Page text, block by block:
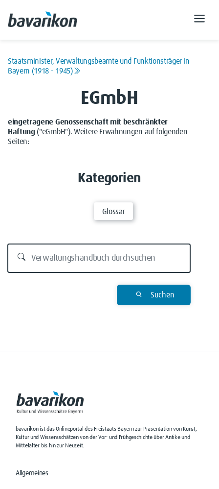
Staatsminister, Verwaltungsbeamte und Funktionsträger in
Bayern (1918 - 1945)
EGmbH
eingetragene Genossenschaft mit beschränkter
Haftung("eGmbH"). Weitere Erwähnungen auf folgenden
Seiten:
Kategorien
Glossar
Suchen
bavarikon ist das Onlineportal des Freistaats Bayern zur Präsentation von Kunst,
Kultur und Wissensschätzen von der Vor- und Frühgeschichte über Antike und
Mittelalter bis hin zur Neuzeit.
Allgemeines